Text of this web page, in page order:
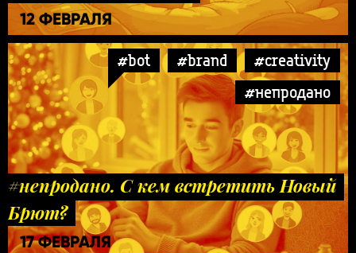
12 ФЕВРАЛЯ
#bot #brand
#creativity
#непродано
#непродано. С кем встретить Новый
Брют?
17 ФЕВРАЛЯ